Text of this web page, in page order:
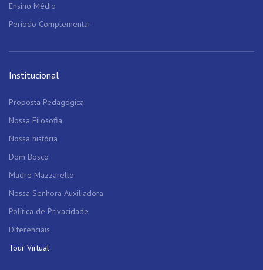
Ensino Médio
Período Complementar
Institucional
Proposta Pedagógica
Nossa Filosofia
Nossa história
Dom Bosco
Madre Mazzarello
Nossa Senhora Auxiliadora
Política de Privacidade
Diferenciais
Tour Virtual